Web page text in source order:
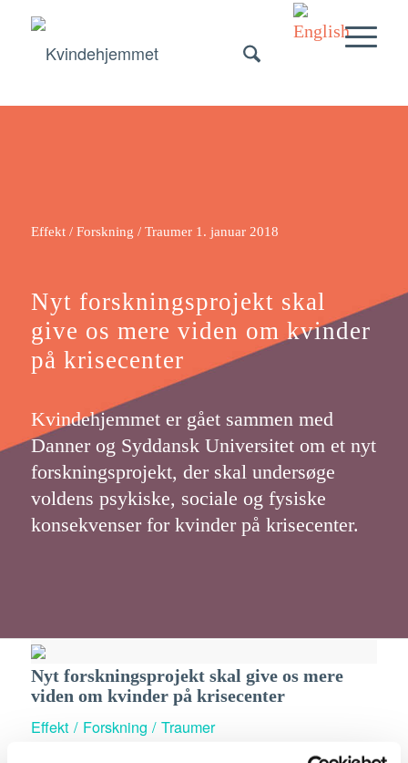
Effekt / Forskning / Traumer 1. januar 2018
Nyt forskningsprojekt skal
give os mere viden om kvinder
på krisecenter
Kvindehjemmet er gået sammen med
Danner og Syddansk Universitet om et nyt
forskningsprojekt, der skal undersøge
voldens psykiske, sociale og fysiske
konsekvenser for kvinder på krisecenter.
Nyt forskningsprojekt skal give os mere
viden om kvinder på krisecenter
Effekt / Forskning / Traumer